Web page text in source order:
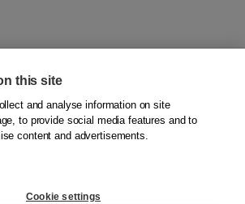
uitgevers
this site
and analyse information on site
to provide social media features and to
content and advertisements.
Cookie settings